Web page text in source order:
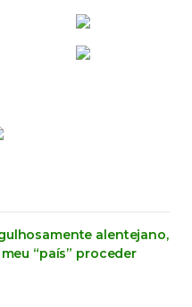
alentejano,
“país” proceder